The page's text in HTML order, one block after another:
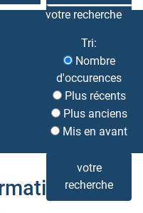
partagés
votre recherche
Tri:
Nombre
d'occurences
Plus récents
Plus anciens
Mis en avant
votre
recherche
2026